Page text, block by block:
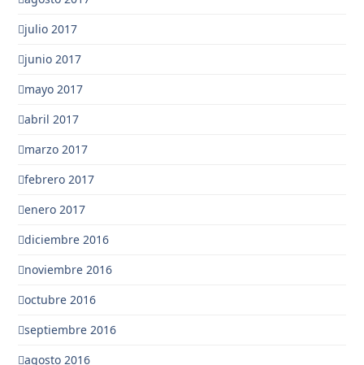
julio 2017
junio 2017
mayo 2017
abril 2017
marzo 2017
febrero 2017
enero 2017
diciembre 2016
noviembre 2016
octubre 2016
septiembre 2016
agosto 2016